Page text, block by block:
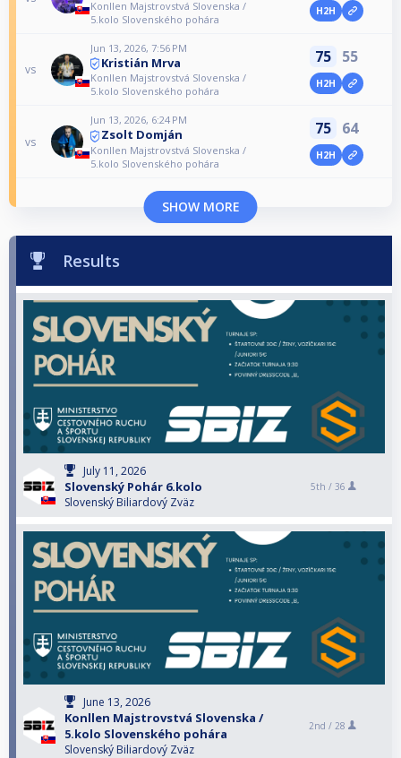
Konllen Majstrovstvá Slovenska /
5.kolo Slovenského pohára
H2H
vs
Jun 13, 2026, 7:56 PM
Kristián Mrva
Konllen Majstrovstvá Slovenska /
5.kolo Slovenského pohára
75 55
H2H
vs
Jun 13, 2026, 6:24 PM
Zsolt Domján
Konllen Majstrovstvá Slovenska /
5.kolo Slovenského pohára
75 64
H2H
SHOW MORE
Results
July 11, 2026
Slovenský Pohár 6.kolo
Slovenský Biliardový Zväz
5th / 36
June 13, 2026
Konllen Majstrovstvá Slovenska /
5.kolo Slovenského pohára
Slovenský Biliardový Zväz
2nd / 28